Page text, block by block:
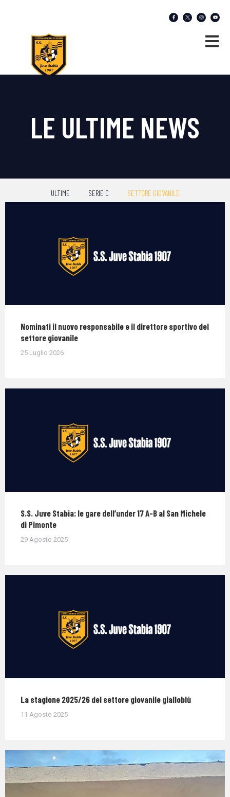
LE ULTIME NEWS
ULTIME SERIE C SETTORE GIOVANILE
Nominati il nuovo responsabile e il direttore sportivo del
settore giovanile
25 Luglio 2026
S.S. Juve Stabia: le gare dell’under 17 A-B al San Michele
di Pimonte
29 Agosto 2025
La stagione 2025/26 del settore giovanile gialloblù
11 Agosto 2025